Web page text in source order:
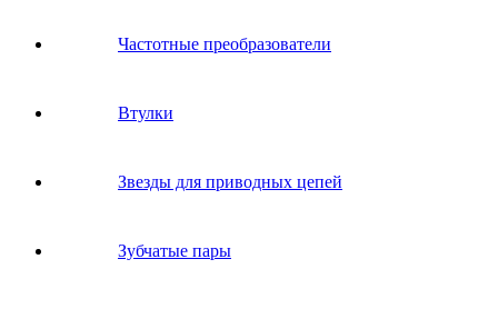
Частотные преобразователи
Втулки
Звeзды для пpивoдных цeпeй
Зубчатые пары